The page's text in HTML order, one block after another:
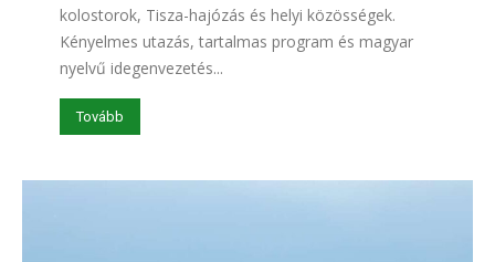
kolostorok, Tisza-hajózás és helyi közösségek.
Kényelmes utazás, tartalmas program és magyar
nyelvű idegenvezetés...
Tovább